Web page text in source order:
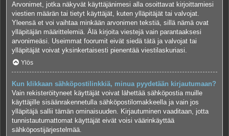
Arvonimet, jotka näkyvät käyttäjänimesi alla osoittavat kirjoittamiesi
viestien määrän tai tietyt käyttäjät, kuten ylläpitäjät tai valvojat.
Yleensä et voi vaihtaa minkään arvonimen tekstiä, sillä nämä ovat
ylläpitäjän määrittelemiä. Älä kirjoita viestejä vain parantaaksesi
arvonimeäsi. Useimmat foorumit eivät siedä tätä ja valvojat tai
ylläpitäjät voivat yksinkertaisesti pienentää viestilaskuriasi.
Ylös
Kun klikkaan sähköpostilinkkiä, minua pyydetään kirjautumaan?
Vain rekisteröityneet käyttäjät voivat lähettää sähköpostia muille
käyttäjille sisäänrakennetulla sähköpostilomakkeella ja vain jos
ylläpitäjä sallii tämän ominaisuuden. Kirjautuminen vaaditaan, jotta
tunnistautumattomat käyttäjät eivät voisi väärinkäyttää
sähköpostijärjestelmää.